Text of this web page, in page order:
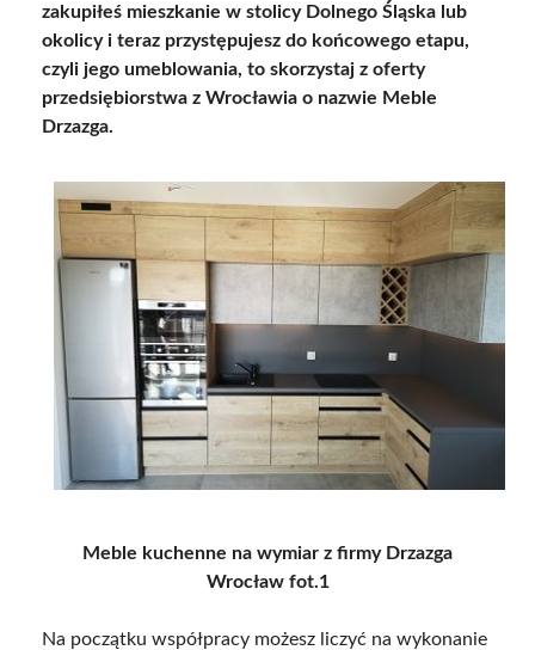
zakupiłeś mieszkanie w stolicy Dolnego Śląska lub
okolicy i teraz przystępujesz do końcowego etapu,
czyli jego umeblowania, to skorzystaj z oferty
przedsiębiorstwa z Wrocławia o nazwie Meble
Drzazga.
Meble kuchenne na wymiar z firmy Drzazga
Wrocław fot.1
Na początku współpracy możesz liczyć na wykonanie